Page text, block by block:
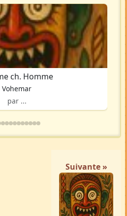
ch. Homme
Vohemar
par ...
Suivante »